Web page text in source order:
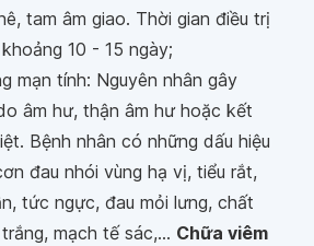
tam âm giao. Thời gian điều trị
10 - 15 ngày;
mạn tính: Nguyên nhân gây
âm hư, thận âm hư hoặc kết
Bệnh nhân có những dấu hiệu
đau nhói vùng hạ vị, tiểu rắt,
tức ngực, đau mỏi lưng, chất
mạch tế sác,... Chữa viêm